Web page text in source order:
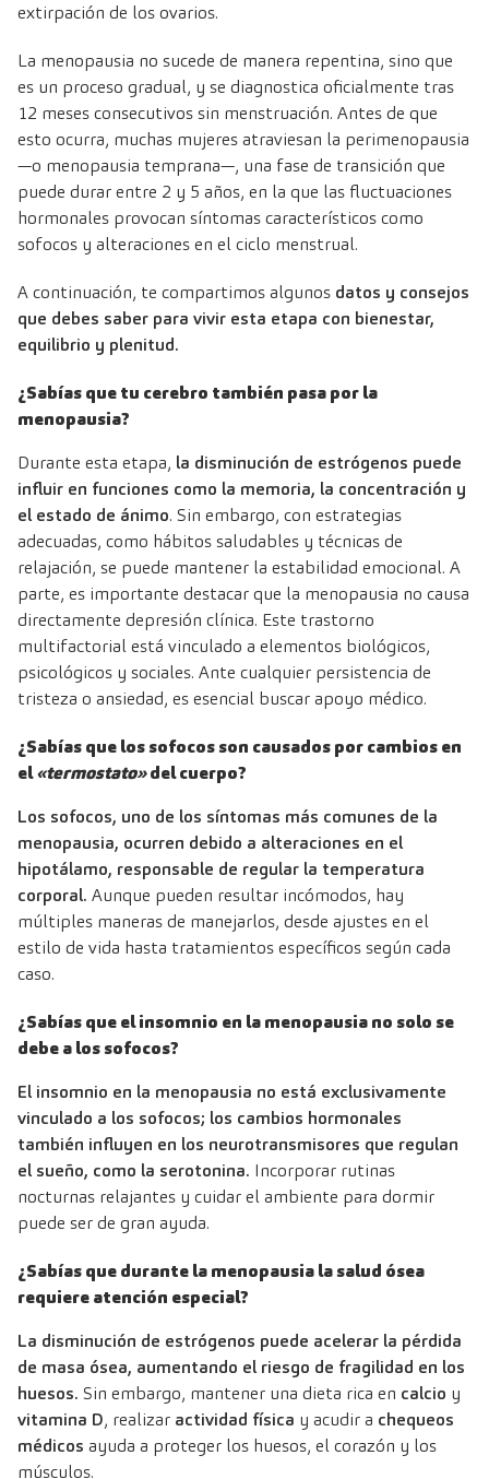
extirpación de los ovarios.
La menopausia no sucede de manera repentina, sino que
es un proceso gradual, y se diagnostica oficialmente tras
12 meses consecutivos sin menstruación. Antes de que
esto ocurra, muchas mujeres atraviesan la perimenopausia
—o menopausia temprana—, una fase de transición que
puede durar entre 2 y 5 años, en la que las fluctuaciones
hormonales provocan síntomas característicos como
sofocos y alteraciones en el ciclo menstrual.
A continuación, te compartimos algunos datos y consejos
que debes saber para vivir esta etapa con bienestar,
equilibrio y plenitud.
¿Sabías que tu cerebro también pasa por la
menopausia?
Durante esta etapa, la disminución de estrógenos puede
influir en funciones como la memoria, la concentración y
el estado de ánimo. Sin embargo, con estrategias
adecuadas, como hábitos saludables y técnicas de
relajación, se puede mantener la estabilidad emocional. A
parte, es importante destacar que la menopausia no causa
directamente depresión clínica. Este trastorno
multifactorial está vinculado a elementos biológicos,
psicológicos y sociales. Ante cualquier persistencia de
tristeza o ansiedad, es esencial buscar apoyo médico.
¿Sabías que los sofocos son causados por cambios en
el«termostato»del cuerpo?
Los sofocos, uno de los síntomas más comunes de la
menopausia, ocurren debido a alteraciones en el
hipotálamo, responsable de regular la temperatura
corporal. Aunque pueden resultar incómodos, hay
múltiples maneras de manejarlos, desde ajustes en el
estilo de vida hasta tratamientos específicos según cada
caso.
¿Sabías que el insomnio en la menopausia no solo se
debe a los sofocos?
El insomnio en la menopausia no está exclusivamente
vinculado a los sofocos; los cambios hormonales
también influyen en los neurotransmisores que regulan
el sueño, como la serotonina. Incorporar rutinas
nocturnas relajantes y cuidar el ambiente para dormir
puede ser de gran ayuda.
¿Sabías que durante la menopausia la salud ósea
requiere atención especial?
La disminución de estrógenos puede acelerar la pérdida
de masa ósea, aumentando el riesgo de fragilidad en los
huesos. Sin embargo, mantener una dieta rica en calcio y
vitamina D, realizar actividad física y acudir a chequeos
médicos ayuda a proteger los huesos, el corazón y los
músculos.